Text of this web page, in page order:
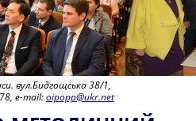
вул.Бидгощська 38/1,
e-mail:oipopp@ukr.net